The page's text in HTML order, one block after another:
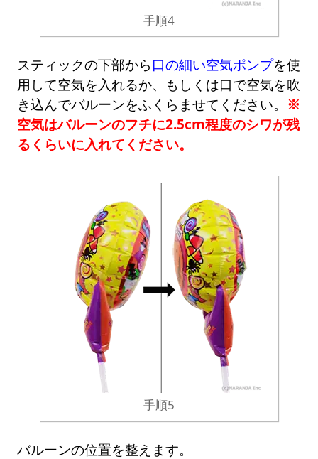
手順4
スティックの下部から 口の細い空気ポンプを使
用して空気を入れるか、もしくは口で空気を吹
き込んでバルーンをふくらませてください。 ※
空気はバルーンのフチに2.5cm程度のシワが残
るくらいに入れてください。
手順5
バルーンの位置を整えます。